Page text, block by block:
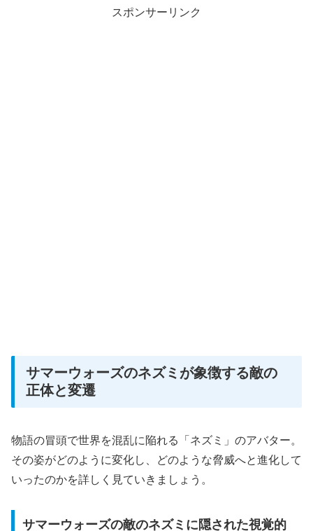
スポンサーリンク
サマーウォーズのネズミが象徴する敵の
正体と変遷
物語の冒頭で世界を混乱に陥れる「ネズミ」のアバター。
その姿がどのように変化し、どのような脅威へと進化して
いったのかを詳しく見ていきましょう。
サマーウォーズの敵のネズミに隠された視覚的